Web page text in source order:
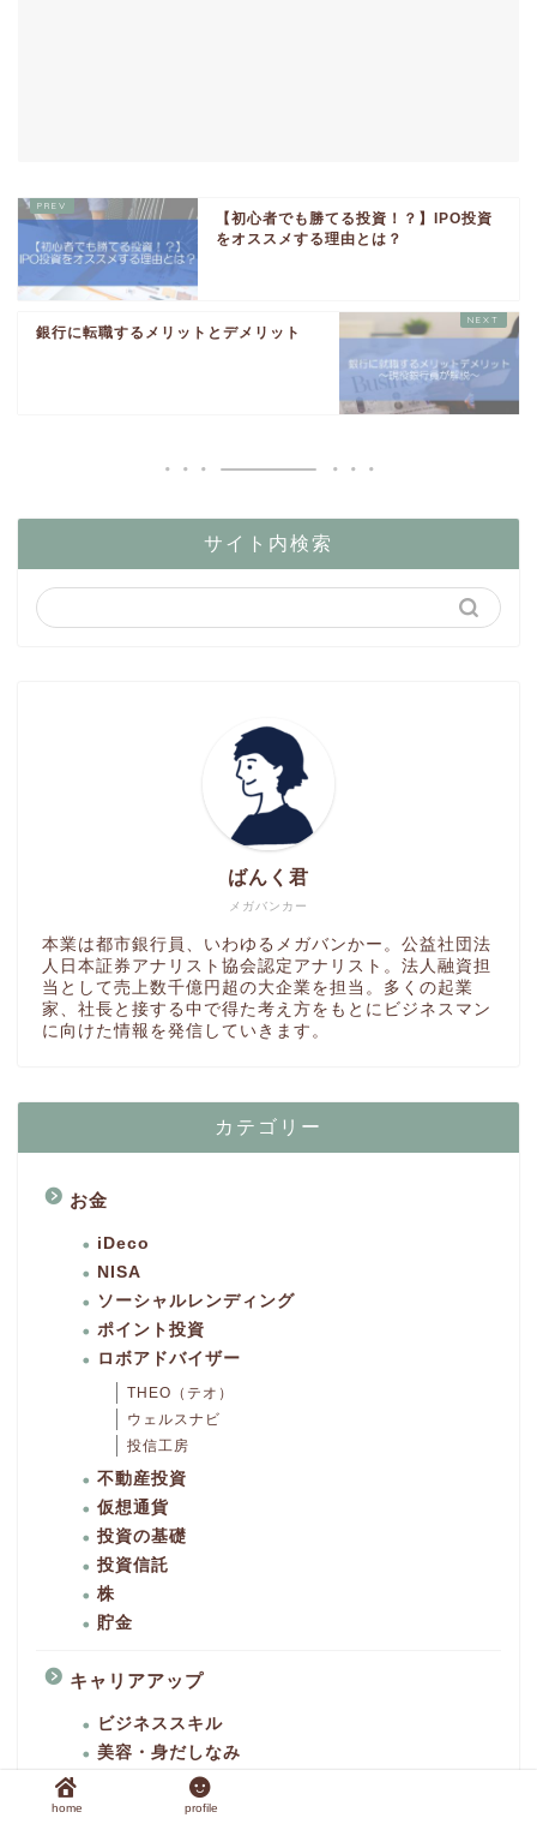
【初心者でも勝てる投資！？】IPO投資
をオススメする理由とは？
銀行に転職するメリットとデメリット
サイト内検索
メガバンカー
ばんく君
本業は都市銀行員、いわゆるメガバンかー。公益社団法
人日本証券アナリスト協会認定アナリスト。法人融資担
当として売上数千億円超の大企業を担当。多くの起業
家、社長と接する中で得た考え方をもとにビジネスマン
に向けた情報を発信していきます。
カテゴリー
お金
iDeco
NISA
ソーシャルレンディング
ポイント投資
ロボアドバイザー
THEO（テオ）
ウェルスナビ
投信工房
不動産投資
仮想通貨
投資の基礎
投資信託
株
貯金
キャリアアップ
ビジネススキル
美容・身だしなみ
home profile